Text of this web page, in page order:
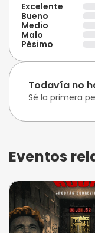
Excelente
Bueno
Medio
Malo
Pésimo
Todavía no
Sé la primera
Eventos